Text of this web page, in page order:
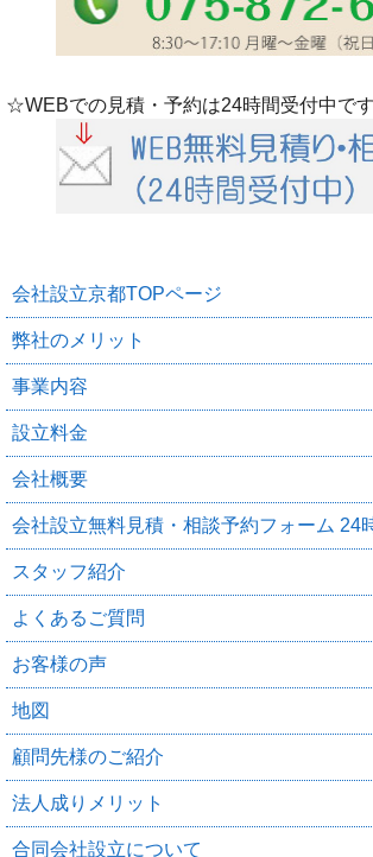
☆WEBでの見積・予約は24時間受付中です
会社設立京都TOPページ
弊社のメリット
事業内容
設立料金
会社概要
会社設立無料見積・相談予約フォーム 24
スタッフ紹介
よくあるご質問
お客様の声
地図
顧問先様のご紹介
法人成りメリット
合同会社設立について